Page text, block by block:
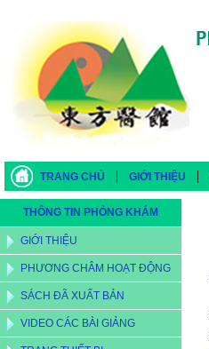
TRANG CHỦ | GIỚI THIỆU |
THÔNG TIN PHÒNG KHÁM
GIỚI THIỆU
PHƯƠNG CHÂM HOẠT ĐỘNG
SÁCH ĐÃ XUẤT BẢN
VIDEO CÁC BÀI GIẢNG